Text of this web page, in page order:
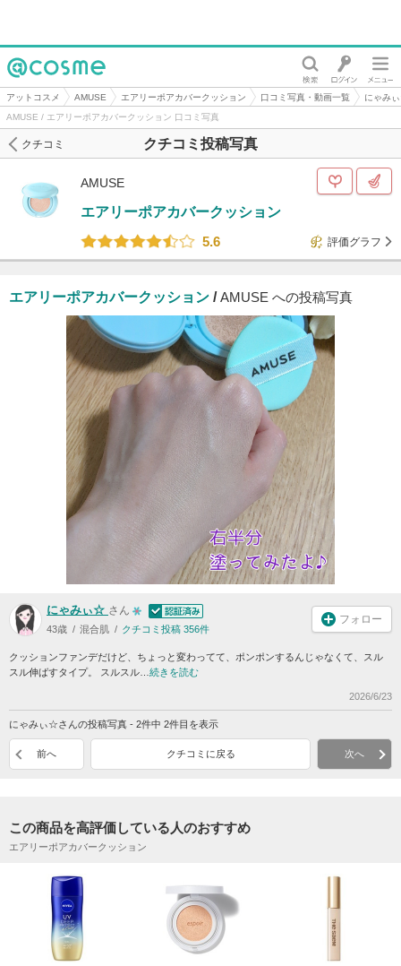
@cosme
アットコスメ AMUSE エアリーポアカバークッション 口コミ写真・動画一覧
にゃみ
AMUSE / エアリーポアカバークッション 口コミ写真
クチコミ投稿写真
クチコミ
AMUSE
エアリーポアカバークッション
5.6
評価グラフ
エアリーポアカバークッション /AMUSE への投稿写真
にゃみぃ☆ さん
43歳 混合肌 クチコミ投稿 356件
フォロー
クッションファンデだけど、ちょっと変わってて、ポンポンするんじゃなくて、スル
スル伸ばすタイプ。 スルスル… 続きを読む
2026/6/23
にゃみぃ☆さんの投稿写真 - 2件中 2件目を表示
前へ クチコミに戻る 次へ
この商品を高評価している人のおすすめ
エアリーポアカバークッション